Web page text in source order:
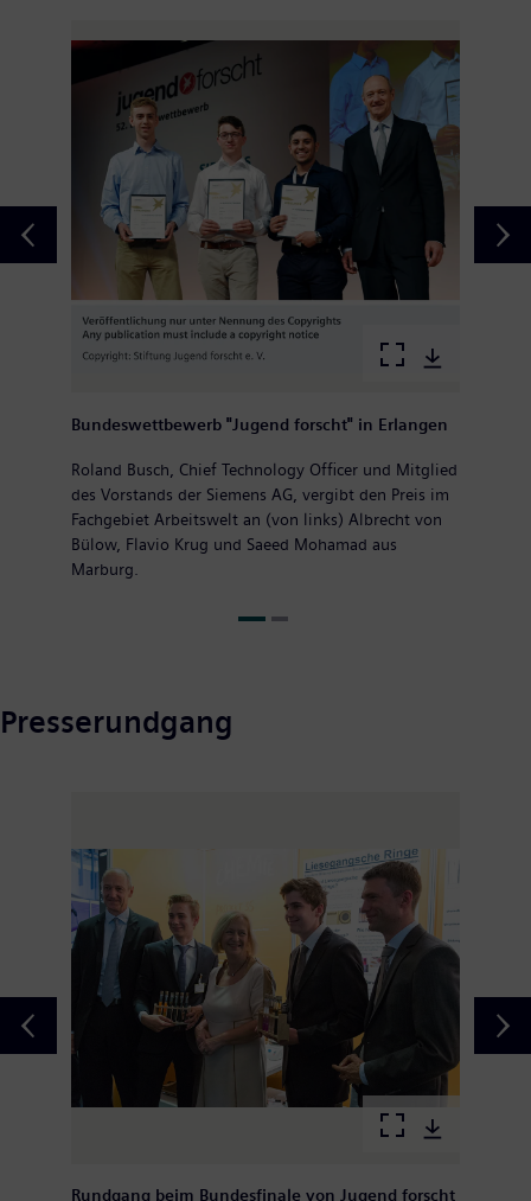
Bundeswettbewerb "Jugend forscht" in Erlangen
Roland Busch, Chief Technology Officer und Mitglied
des Vorstands der Siemens AG, vergibt den Preis im
Fachgebiet Arbeitswelt an (von links) Albrecht von
Bülow, Flavio Krug und Saeed Mohamad aus
Marburg.
Presserundgang
Rundgang beim Bundesfinale von Jugend forscht